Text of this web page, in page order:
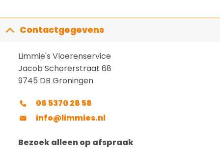
Contactgegevens
Limmie's Vloerenservice
Jacob Schorerstraat 68
9745 DB Groningen
06 5370 28 58
info@limmies.nl
Bezoek alleen op afspraak